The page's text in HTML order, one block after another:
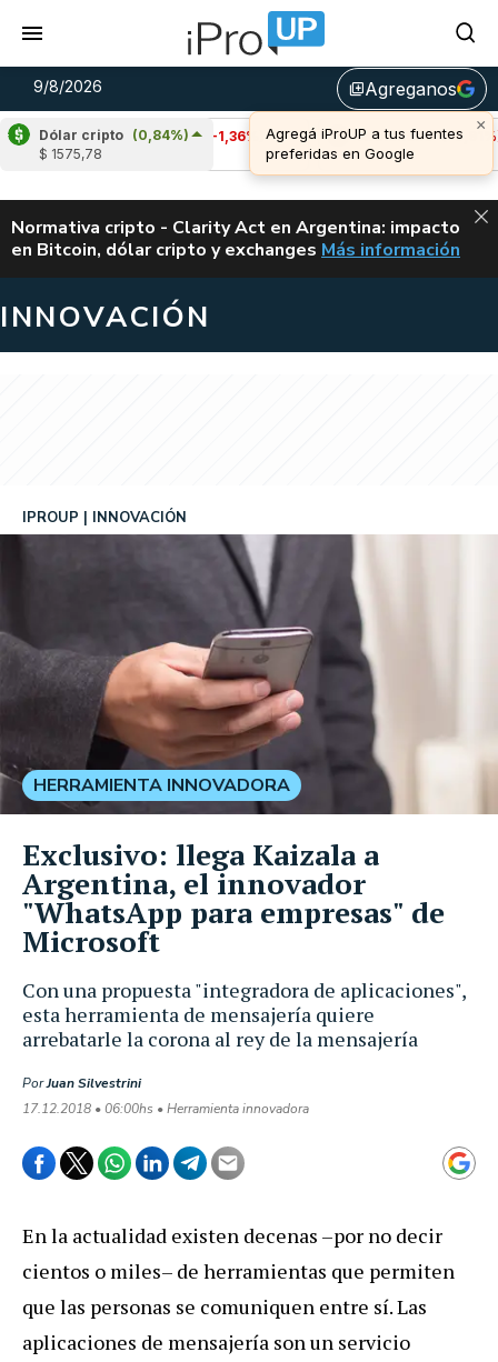
9/8/2026 library_addAgreganos
Dólar cripto (0,84%)
$ 1575,78
Cardano (-1,36%)
u$s 0,20
Avalanche
(-0,91%)
u$s 6,46
ALERTA
Normativa cripto - Clarity Act en Argentina: impacto
en Bitcoin, dólar cripto y exchanges CLARITY ACT EN
Más información
INNOVACIÓN
Con una propuesta "integradora de aplicaciones",
esta herramienta de mensajería quiere
arrebatarle la corona al rey de la mensajería
IPROUP INNOVACIÓN
PorJuan Silvestrini
17.12.2018 • 06:00hs • Herramienta innovadora
HERRAMIENTA INNOVADORA
Exclusivo: llega Kaizala a
Argentina, el innovador
"WhatsApp para empresas" de
Microsoft
En la actualidad existen decenas –por no decir
cientos o miles– de herramientas que permiten
que las personas se comuniquen entre sí. Las
aplicaciones de mensajería son un servicio